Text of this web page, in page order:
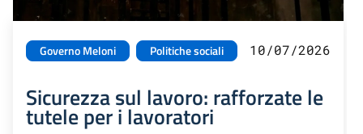
Governo Meloni Politiche sociali 10/07/2026
Sicurezza sul lavoro: rafforzate le
tutele per i lavoratori